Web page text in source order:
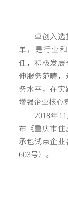
卓创入选
单，是行业
任，积极发
伸服务范畴
务水平，在实
增强企业核心
2018年11
布《重庆市
承包试点企业
603号）。